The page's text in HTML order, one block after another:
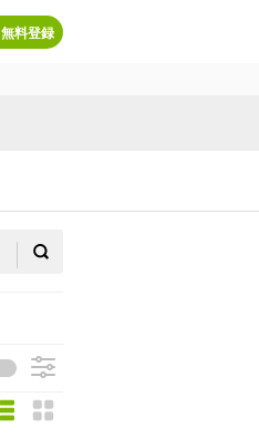
無料登録